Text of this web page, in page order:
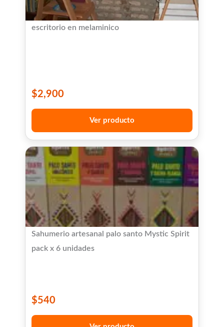
escritorio en melaminico
$2,900
Ver producto
Sahumerio artesanal palo santo Mystic Spirit
pack x 6 unidades
$540